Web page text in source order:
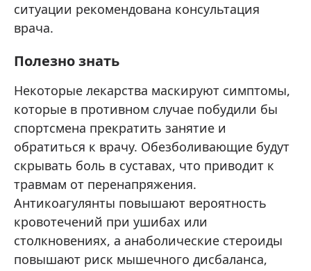
ситуации рекомендована консультация
врача.
Полезно знать
Некоторые лекарства маскируют симптомы,
которые в противном случае побудили бы
спортсмена прекратить занятие и
обратиться к врачу. Обезболивающие будут
скрывать боль в суставах, что приводит к
травмам от перенапряжения.
Антикоагулянты повышают вероятность
кровотечений при ушибах или
столкновениях, а анаболические стероиды
повышают риск мышечного дисбаланса,